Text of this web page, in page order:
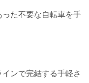
た不要な自転車を手
ンで完結する手軽さ